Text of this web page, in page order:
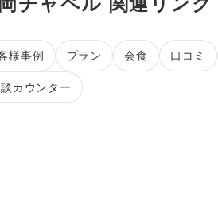
様事例 プラン 会食 口コミ
カウンター